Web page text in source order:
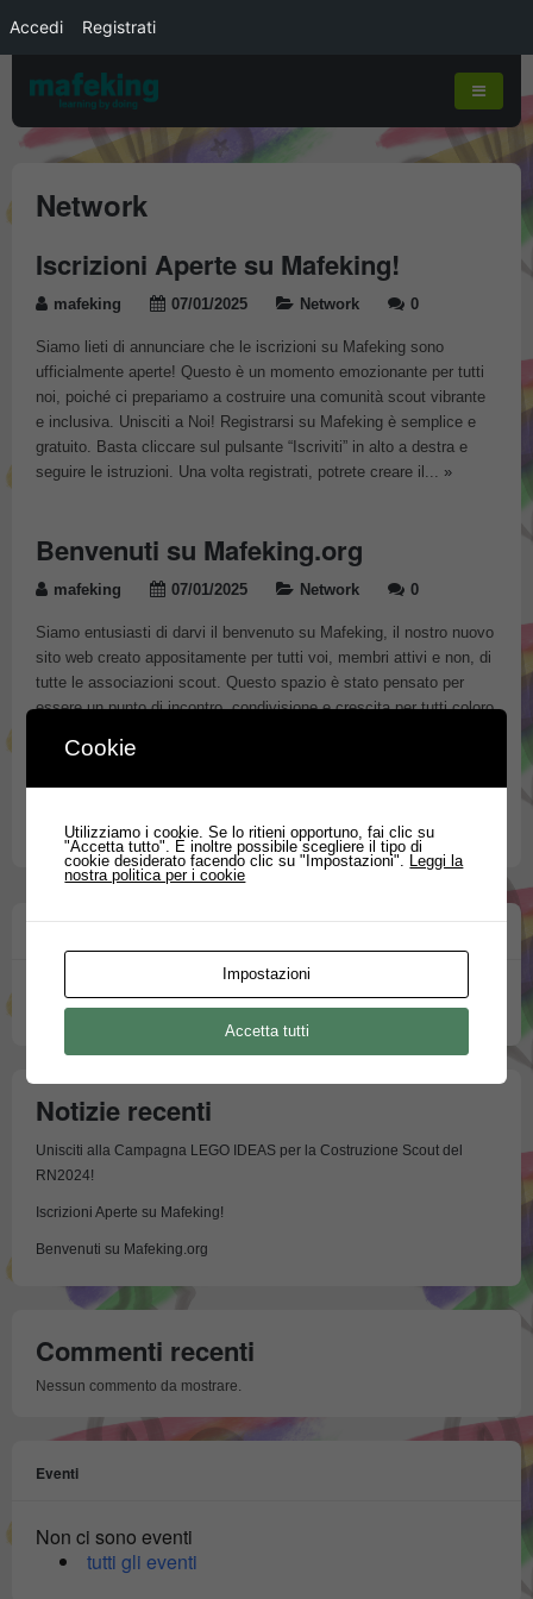
Network
Iscrizioni Aperte su Mafeking!
mafeking 07/01/2025 Network 0
Siamo lieti di annunciare che le iscrizioni su Mafeking sono
ufficialmente aperte! Questo è un momento emozionante per tutti
noi, poiché ci prepariamo a costruire una comunità scout vibrante
e inclusiva. Unisciti a Noi! Registrarsi su Mafeking è semplice e
gratuito. Basta cliccare sul pulsante “Iscriviti” in alto a destra e
seguire le istruzioni. Una volta registrati, potrete creare il... »
Benvenuti su Mafeking.org
mafeking 07/01/2025 Network 0
Siamo entusiasti di darvi il benvenuto su Mafeking, il nostro nuovo
sito web creato appositamente per tutti voi, membri attivi e non, di
tutte le associazioni scout. Questo spazio è stato pensato per
essere un punto di incontro, condivisione e crescita per tutti coloro
troverete qui su Mafeking? Forum di Discussione: Un luogo dove
Cerca
Notizie recenti
Unisciti alla Campagna LEGO IDEAS per la Costruzione Scout del
RN2024!
Iscrizioni Aperte su Mafeking!
Benvenuti su Mafeking.org
Commenti recenti
Nessun commento da mostrare.
Eventi
Non ci sono eventi
tutti gli eventi
Cookie
Utilizziamo i cookie. Se lo ritieni opportuno, fai clic su
"Accetta tutto". È inoltre possibile scegliere il tipo di
cookie desiderato facendo clic su "Impostazioni". Leggi la
nostra politica per i cookie
Impostazioni
Accetta tutti
Accedi Registrati